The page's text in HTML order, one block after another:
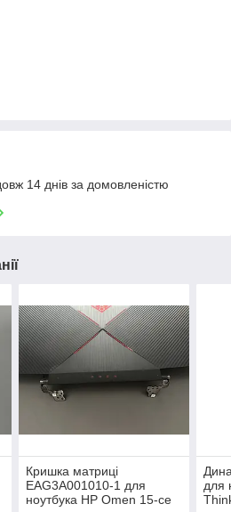
14 днів за домовленістю
Кришка матриці
EAG3A001010-1 для
ноутбука HP Omen 15-ce
для